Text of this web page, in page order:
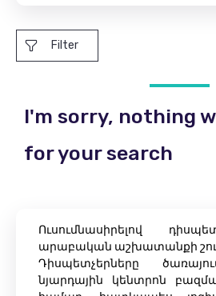
Filter
I'm sorry, nothing
for your search
Ուսումնասիրելով
արաբական աշխատանքի
Դիսպետչերները
նյարդային կենտրոն